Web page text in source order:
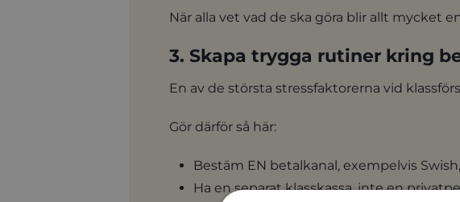
När alla vet vad de ska göra blir allt mycket
3. Skapa trygga rutiner kring
En av de största stressfaktorerna vid
Gör därför så här:
Bestäm EN betalkanal, exempelvis
Ha en separat klasskassa, inte en